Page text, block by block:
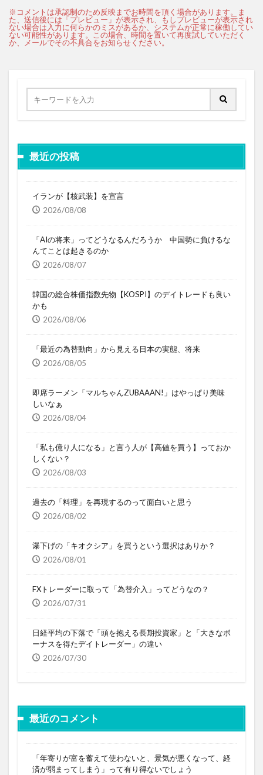
最近の投稿
イランが【核武装】を宣言
2026/08/08
「AIの将来」ってどうなるんだろうか 中国勢に負けるな
んてことは起きるのか
2026/08/07
韓国の総合株価指数先物【KOSPI】のデイトレードも良い
かも
2026/08/06
「最近の為替動向」から見える日本の実態、将来
2026/08/05
即席ラーメン「マルちゃんZUBAAAN!」はやっぱり美味
しいなぁ
2026/08/04
「私も億り人になる」と言う人が【高値を買う】っておか
しくない？
2026/08/03
過去の「料理」を再現するのって面白いと思う
2026/08/02
瀑下げの「キオクシア」を買うという選択はありか？
2026/08/01
FXトレーダーに取って「為替介入」ってどうなの？
2026/07/31
日経平均の下落で「頭を抱える長期投資家」と「大きなボ
ーナスを得たデイトレーダー」の違い
2026/07/30
最近のコメント
「年寄りが富を蓄えて使わないと、景気が悪くなって、経
済が弱まってしまう」って有り得ないでしょう